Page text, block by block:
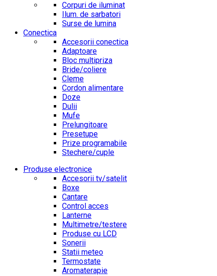
Corpuri de iluminat
Ilum. de sarbatori
Surse de lumina
Conectica
Accesorii conectica
Adaptoare
Bloc multipriza
Bride/coliere
Cleme
Cordon alimentare
Doze
Dulii
Mufe
Prelungitoare
Presetupe
Prize programabile
Stechere/cuple
Produse electronice
Accesorii tv/satelit
Boxe
Cantare
Control acces
Lanterne
Multimetre/testere
Produse cu LCD
Sonerii
Statii meteo
Termostate
Aromaterapie